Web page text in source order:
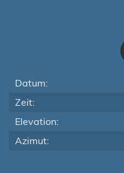
Datum:
Zeit:
Elevation:
Azimut: